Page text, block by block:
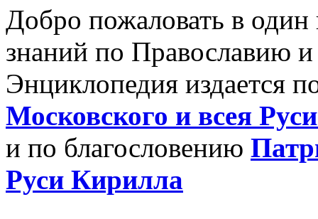
Добро пожаловать в
знаний по Православию
Энциклопедия издается
Московского и всея
и по благословению
Руси Кирилла